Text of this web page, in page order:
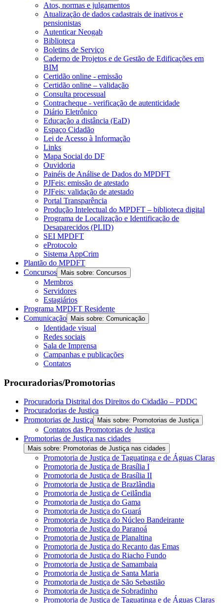
Atos, normas e julgamentos
Atualização de dados cadastrais de inativos e
pensionistas
Autenticar Neogab
Biblioteca
Boletins de Serviço
Caderno de Projetos e de Gestão de Edificações em
BIM
Certidão online - emissão
Certidão online – validação
Consulta processual
Contracheque - verificação de autenticidade
Diário Eletrônico
Educação a distância (EaD)
Espaço Cidadão
Lei de Acesso à Informação
Links
Mapa Social do DF
Ouvidoria
Painéis de Análise de Dados do MPDFT
PJFeis: emissão de atestado
PJFeis: validação de atestado
Portal Transparência
Produção Intelectual do MPDFT – biblioteca digital
Programa de Localização e Identificação de
Desaparecidos (PLID)
SEI MPDFT
eProtocolo
Sistema AppCrim
Plantão do MPDFT
Concursos
Mais sobre: Concursos
Membros
Servidores
Estagiários
Programa MPDFT Residente
Comunicação
Mais sobre: Comunicação
Identidade visual
Redes sociais
Sala de Imprensa
Campanhas e publicações
Contatos
Procuradorias/Promotorias
Procuradoria Distrital dos Direitos do Cidadão – PDDC
Procuradorias de Justiça
Promotorias de Justiça
Mais sobre: Promotorias de Justiça
Contatos das Promotorias de Justiça
Promotorias de Justiça nas cidades
Mais sobre: Promotorias de Justiça nas cidades
Promotoria de Justiça de Taguatinga e de Águas Claras
Promotoria de Justiça de Brasília I
Promotoria de Justiça de Brasília II
Promotoria de Justiça de Brazlândia
Promotoria de Justiça de Ceilândia
Promotoria de Justiça do Gama
Promotoria de Justiça do Guará
Promotoria de Justiça do Núcleo Bandeirante
Promotoria de Justiça do Paranoá
Promotoria de Justiça de Planaltina
Promotoria de Justiça do Recanto das Emas
Promotoria de Justiça do Riacho Fundo
Promotoria de Justiça de Samambaia
Promotoria de Justiça de Santa Maria
Promotoria de Justiça de São Sebastião
Promotoria de Justiça de Sobradinho
Promotoria de Justiça de Taguatinga e de Águas Claras